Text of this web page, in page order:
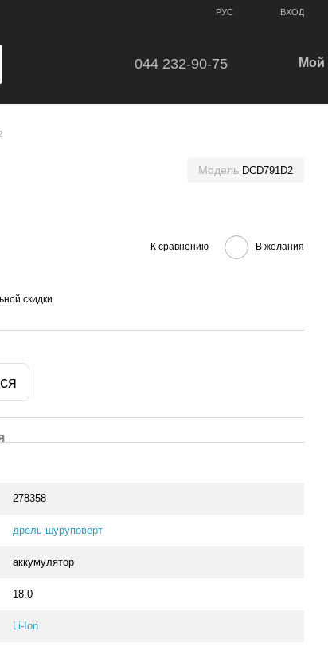
РУС ВХОД
044 232-90-75 Мой
Модель DCD791D2
К сравнению В желания
скидки
278358
дрель-шуруповерт
аккумулятор
18.0
Li-Ion